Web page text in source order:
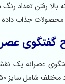
بالا رفتن تعداد
محصولات جذاب
گفتگوی
عصرانه یک